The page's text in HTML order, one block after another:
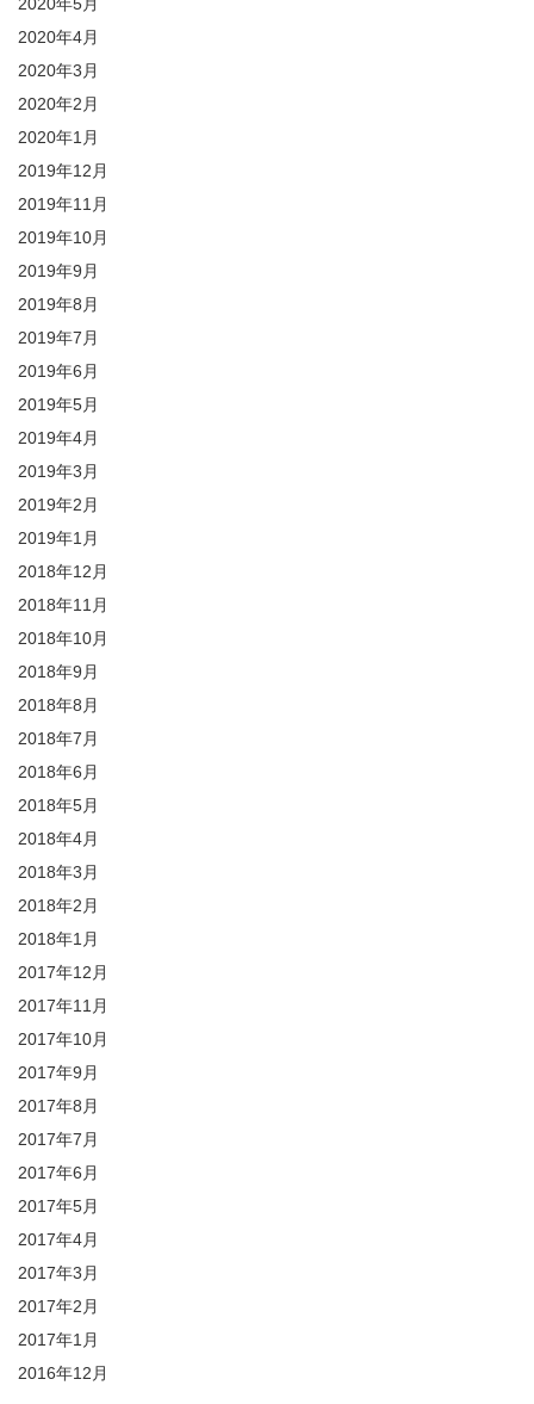
2020年4月
2020年3月
2020年2月
2020年1月
2019年12月
2019年11月
2019年10月
2019年9月
2019年8月
2019年7月
2019年6月
2019年5月
2019年4月
2019年3月
2019年2月
2019年1月
2018年12月
2018年11月
2018年10月
2018年9月
2018年8月
2018年7月
2018年6月
2018年5月
2018年4月
2018年3月
2018年2月
2018年1月
2017年12月
2017年11月
2017年10月
2017年9月
2017年8月
2017年7月
2017年6月
2017年5月
2017年4月
2017年3月
2017年2月
2017年1月
2016年12月